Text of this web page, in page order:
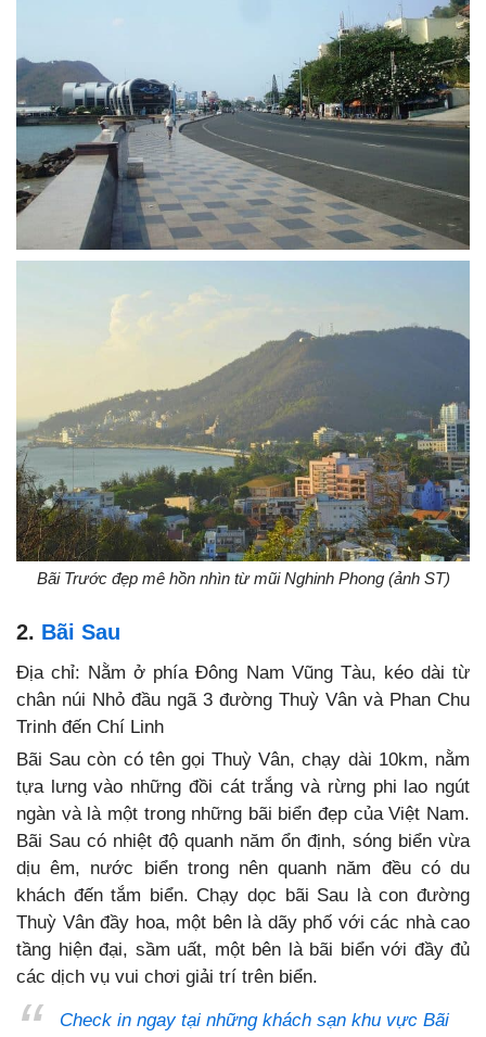
Bãi Trước đẹp mê hồn nhìn từ mũi Nghinh Phong (ảnh ST)
2. Bãi Sau
Địa chỉ: Nằm ở phía Đông Nam Vũng Tàu, kéo dài từ
chân núi Nhỏ đầu ngã 3 đường Thuỳ Vân và Phan Chu
Trinh đến Chí Linh
Bãi Sau còn có tên gọi Thuỳ Vân, chạy dài 10km, nằm
tựa lưng vào những đồi cát trắng và rừng phi lao ngút
ngàn và là một trong những bãi biển đẹp của Việt Nam.
Bãi Sau có nhiệt độ quanh năm ổn định, sóng biển vừa
dịu êm, nước biển trong nên quanh năm đều có du
khách đến tắm biển. Chạy dọc bãi Sau là con đường
Thuỳ Vân đầy hoa, một bên là dãy phố với các nhà cao
tầng hiện đại, sầm uất, một bên là bãi biển với đầy đủ
các dịch vụ vui chơi giải trí trên biển.
Check in ngay tại những khách sạn khu vực Bãi